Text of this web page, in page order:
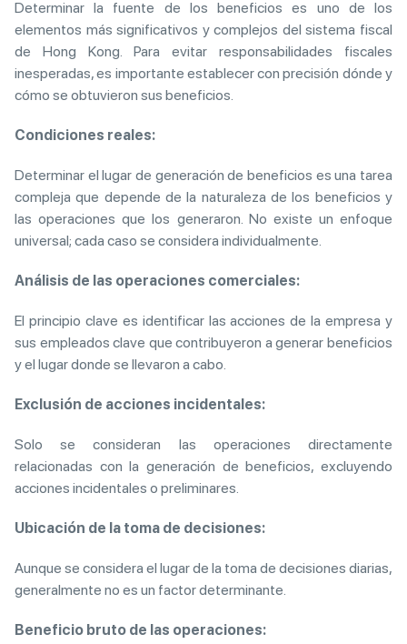
Determinar la fuente de los beneficios es uno de los
elementos más significativos y complejos del sistema fiscal
de Hong Kong. Para evitar responsabilidades fiscales
inesperadas, es importante establecer con precisión dónde y
cómo se obtuvieron sus beneficios.
Condiciones reales:
Determinar el lugar de generación de beneficios es una tarea
compleja que depende de la naturaleza de los beneficios y
las operaciones que los generaron. No existe un enfoque
universal; cada caso se considera individualmente.
Análisis de las operaciones comerciales:
El principio clave es identificar las acciones de la empresa y
sus empleados clave que contribuyeron a generar beneficios
y el lugar donde se llevaron a cabo.
Exclusión de acciones incidentales:
Solo se consideran las operaciones directamente
relacionadas con la generación de beneficios, excluyendo
acciones incidentales o preliminares.
Ubicación de la toma de decisiones:
Aunque se considera el lugar de la toma de decisiones diarias,
generalmente no es un factor determinante.
Beneficio bruto de las operaciones: